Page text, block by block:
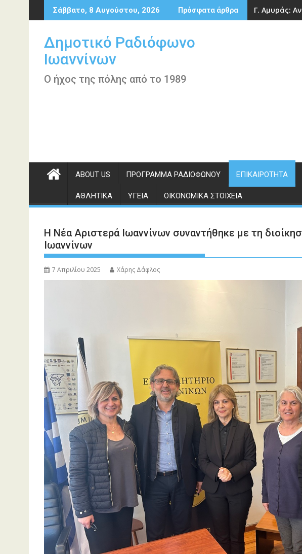
Περάστε
στο
Σάββατο, 8 Αυγούστου, 2026 Πρόσφατα άρθρα Γ. Αμυράς:
Δημοτικό Ραδιόφωνο
Ιωαννίνων
Ο ήχος της πόλης από το 1989
ABOUT US ΠΡΌΓΡΑΜΜΑ ΡΑΔΙΟΦΏΝΟΥ ΕΠΙΚΑΙΡΌΤΗΤΑ
ΑΘΛΗΤΙΚΆ ΥΓΕΊΑ ΟΙΚΟΝΟΜΙΚΆ ΣΤΟΙΧΕΊΑ
Η Νέα Αριστερά Ιωαννίνων συναντήθηκε με τη
Ιωαννίνων
7 Απριλίου 2025 Χάρης Δάφλος